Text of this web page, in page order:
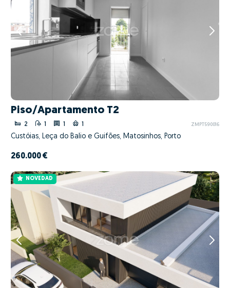
Piso/Apartamento T2
2 1 1 1 ZMPT590016
Custóias, Leça do Balio e Guifões, Matosinhos, Porto
260.000 €
NOVEDAD